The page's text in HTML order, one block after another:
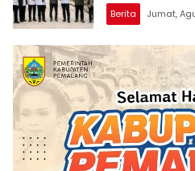
Nasional*
Berita Jumat,